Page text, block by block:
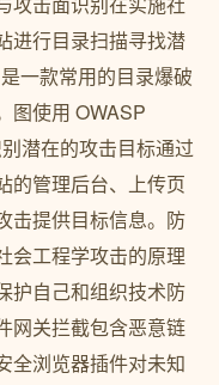
进行目录扫描寻找潜
一款常用的目录爆破
图使用 OWASP
潜在的攻击目标通过
的管理后台、上传页
击提供目标信息。防
会工程学攻击的原理
护自己和组织技术防
网关拦截包含恶意链
全浏览器插件对未知